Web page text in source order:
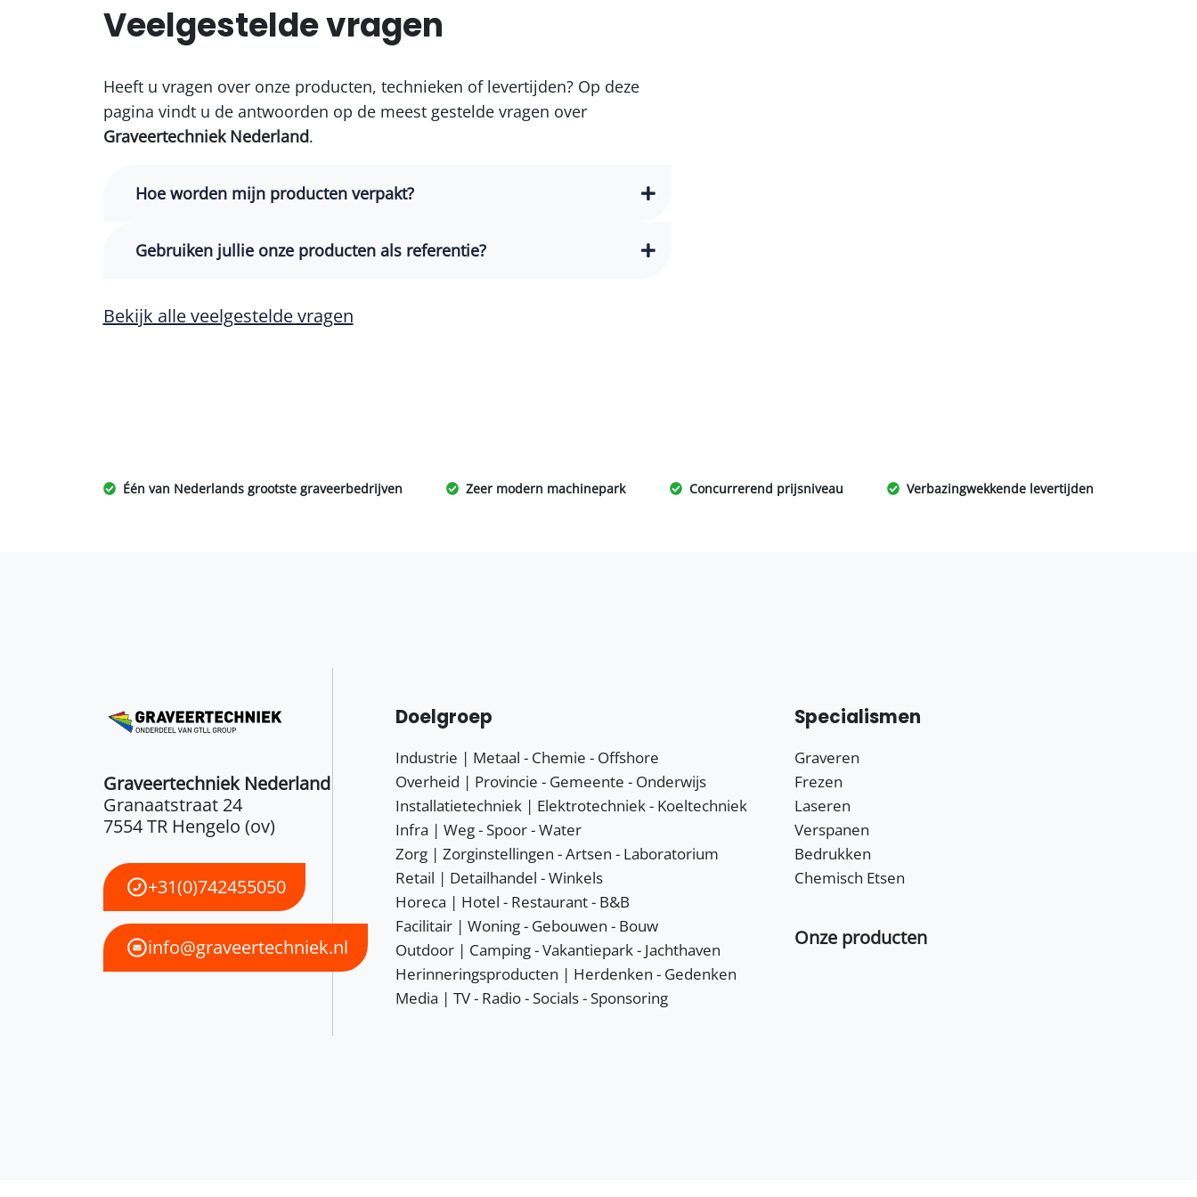
Veelgestelde vragen
Heeft u vragen over onze producten, technieken of levertijden? Op deze
pagina vindt u de antwoorden op de meest gestelde vragen over
Graveertechniek Nederland.
Hoe worden mijn producten verpakt?
Gebruiken jullie onze producten als referentie?
Bekijk alle veelgestelde vragen
Één van Nederlands grootste graveerbedrijven Zeer modern machinepark Concurrerend prijsniveau Verbazingwekkende levertijden
Graveertechniek Nederland
Granaatstraat 24
7554 TR Hengelo (ov)
+31(0)742455050
info@graveertechniek.nl
Doelgroep
Industrie | Metaal - Chemie - Offshore
Overheid | Provincie - Gemeente - Onderwijs
Installatietechniek | Elektrotechniek - Koeltechniek
Infra | Weg - Spoor - Water
Zorg | Zorginstellingen - Artsen - Laboratorium
Retail | Detailhandel - Winkels
Horeca | Hotel - Restaurant - B&B
Facilitair | Woning - Gebouwen - Bouw
Outdoor | Camping - Vakantiepark - Jachthaven
Herinneringsproducten | Herdenken - Gedenken
Media | TV - Radio - Socials - Sponsoring
Specialismen
Graveren
Frezen
Laseren
Verspanen
Bedrukken
Chemisch Etsen
Onze producten